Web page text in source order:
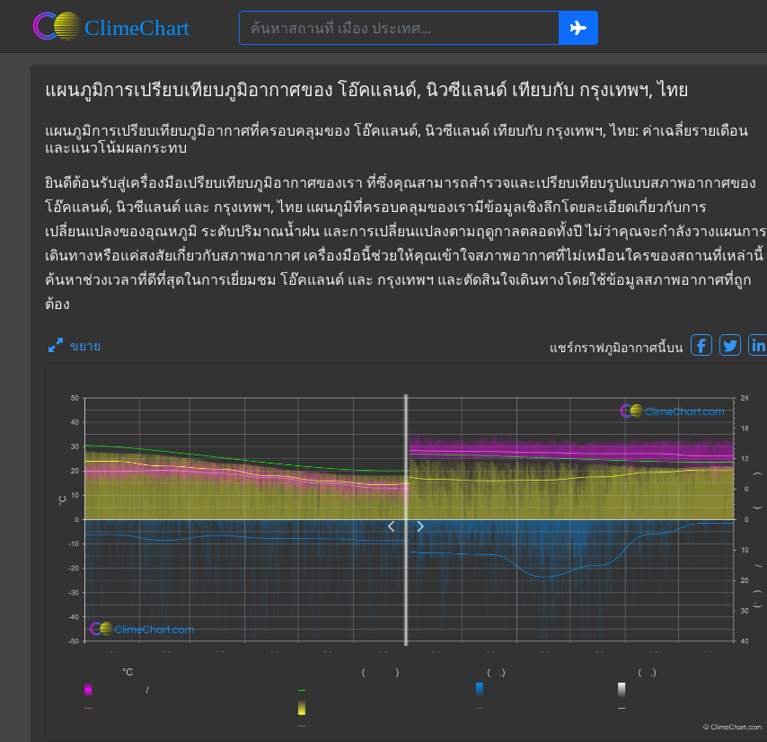
แผนภูมิการเปรียบเทียบภูมิอากาศของ โอ๊คแลนด์, นิวซีแลนด์ เทียบกับ กรุงเทพฯ, ไทย
แผนภูมิการเปรียบเทียบภูมิอากาศที่ครอบคลุมของ โอ๊คแลนด์, นิวซีแลนด์ เทียบกับ กรุงเทพฯ, ไทย: ค่าเฉลี่ยรายเดือน
และแนวโน้มผลกระทบ
ยินดีต้อนรับสู่เครื่องมือเปรียบเทียบภูมิอากาศของเรา ที่ซึ่งคุณสามารถสำรวจและเปรียบเทียบรูปแบบสภาพอากาศของ
โอ๊คแลนด์, นิวซีแลนด์ และ กรุงเทพฯ, ไทย แผนภูมิที่ครอบคลุมของเรามีข้อมูลเชิงลึกโดยละเอียดเกี่ยวกับการ
เปลี่ยนแปลงของอุณหภูมิ ระดับปริมาณน้ำฝน และการเปลี่ยนแปลงตามฤดูกาลตลอดทั้งปี ไม่ว่าคุณจะกำลังวางแผนการ
เดินทางหรือแค่สงสัยเกี่ยวกับสภาพอากาศ เครื่องมือนี้ช่วยให้คุณเข้าใจสภาพอากาศที่ไม่เหมือนใครของสถานที่เหล่านี้
ค้นหาช่วงเวลาที่ดีที่สุดในการเยี่ยมชม โอ๊คแลนด์ และ กรุงเทพฯ และตัดสินใจเดินทางโดยใช้ข้อมูลสภาพอากาศที่ถูก
ต้อง
ขยาย แชร์กราฟภูมิอากาศนี้บน